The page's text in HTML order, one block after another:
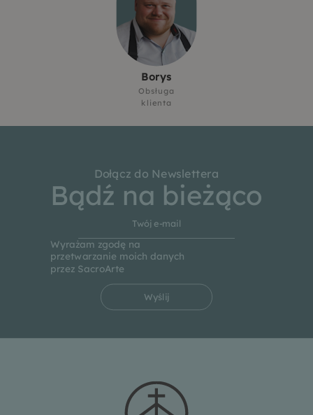
Borys
Obsługa
klienta
Dołącz do Newslettera
Bądź na bieżąco
Wyrażam zgodę na
przetwarzanie moich danych
przez SacroArte
Wyślij